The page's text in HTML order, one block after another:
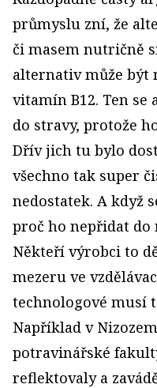
průmyslu zní, že
či masem nutričně
alternativ může být
vitamín B12. Ten se
do stravy, protože
Dřív jich tu bylo
všechno tak super
nedostatek. A když
proč ho nepřidat
Někteří výrobci to
mezeru ve
technologové musí
Například v
potravinářské
reflektovaly a